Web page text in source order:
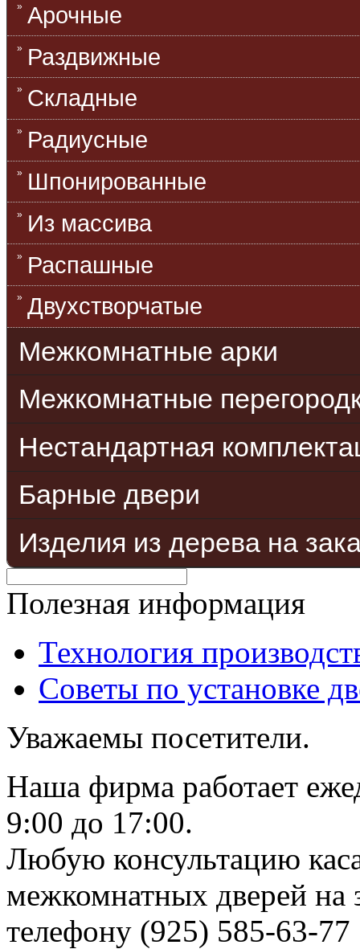
Арочные
Раздвижные
Складные
Радиусные
Шпонированные
Из массива
Распашные
Двухстворчатые
Межкомнатные арки
Межкомнатные
Нестандартная
Барные двери
Изделия из дерева на
Полезная информация
Технология
Советы по установке
Уважаемы посетители.
Наша фирма работает
9:00 до 17:00.
Любую консультацию
межкомнатных дверей на
телефону (925) 585-63-77